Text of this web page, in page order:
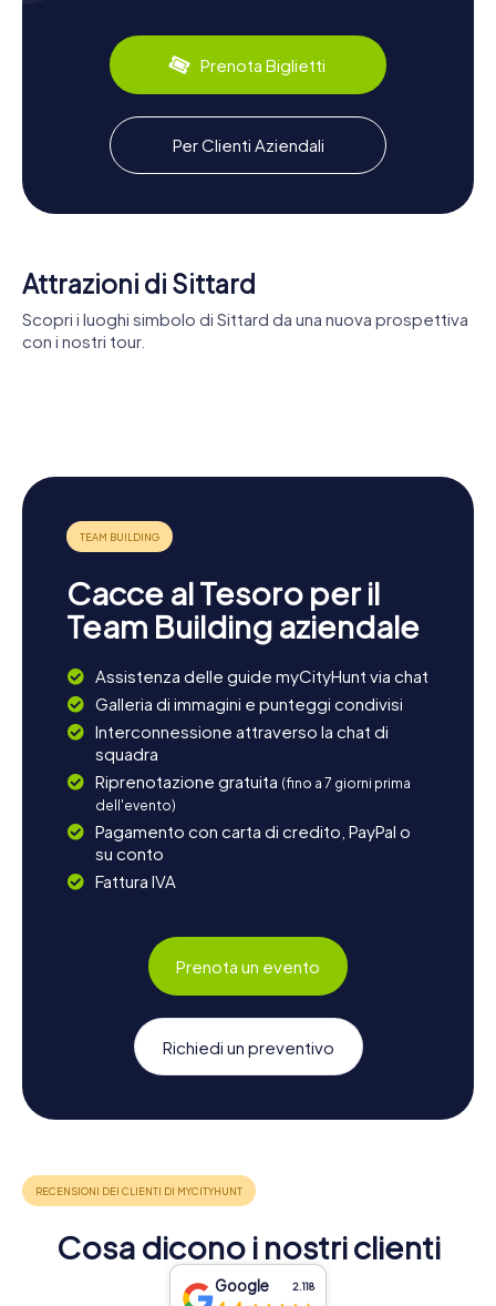
1677. Sapevate che Sittard faceva parte del Ducato di
Jülich e fu poi conquistata dalle truppe rivoluzionarie
francesi? Questi e molti altri fatti interessanti vi aspettano
durante la caccia al tesoro a Sittard.
Anche la cultura della città non viene trascurata. Sittard è
famosa per le sue specialità culinarie come il Limburger
Vlaai, una deliziosa torta di frutta che dovete
assolutamente assaggiare. Inoltre, potrete conoscere
Fortuna Sittard, che gioca nella massima serie dei Paesi
Bassi e disputa le sue partite casalinghe allo stadio
Fortuna Sittard.
Prenota Biglietti
Per Clienti Aziendali
Attrazioni di Sittard
Scopri i luoghi simbolo di Sittard da una nuova prospettiva
con i nostri tour.
Basiliek van
Cacce al Tesoro per il
Team Building aziendale
Assistenza delle guide myCityHunt via chat
Galleria di immagini e punteggi condivisi
Interconnessione attraverso la chat di
squadra
Riprenotazione gratuita (fino a 7 giorni prima
dell'evento)
Pagamento con carta di credito, PayPal o
su conto
Fattura IVA
Prenota un evento
Richiedi un preventivo
Cosa dicono i nostri clienti
Google 2.118